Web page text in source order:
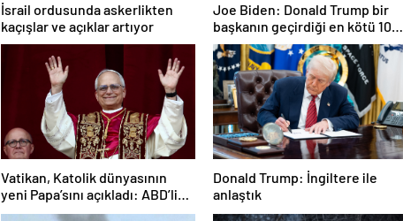
İsrail ordusunda askerlikten
kaçışlar ve açıklar artıyor
Joe Biden: Donald Trump bir
başkanın geçirdiği en kötü 100
günü geçirdi
Vatikan, Katolik dünyasının
yeni Papa’sını açıkladı: ABD’li
Kardinal Francis Prevost
Donald Trump: İngiltere ile
anlaştık